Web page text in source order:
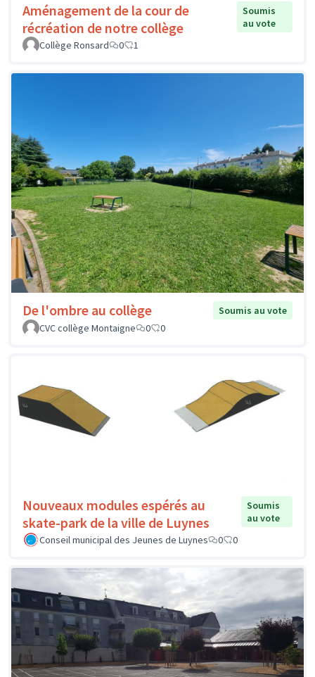
Aménagement de la cour de
récréation de notre collège
Soumis
au vote
Collège Ronsard
0 1
De l'ombre au collège
Soumis au vote
CVC collège Montaigne
0 0
Nouveaux modules espérés au
skate-park de la ville de Luynes
Soumis
au vote
Conseil municipal des Jeunes de Luynes
0 0